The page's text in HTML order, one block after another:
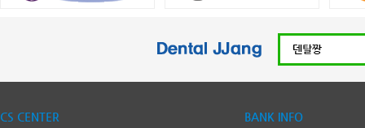
CS CENTER BANK INFO